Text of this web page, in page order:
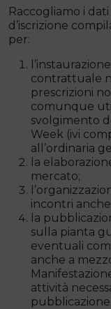
Raccogliamo i
d’iscrizione
per:
contrattuale
prescrizioni
comunque
svolgimento
Week (ivi
all’ordinaria
la
mercato;
incontri
la
sulla pianta
eventuali
anche a
attività